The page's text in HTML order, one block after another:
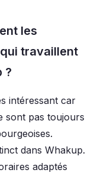
les
travaillent
?
intéressant car
sont pas toujours
dans Whakup.
adaptés